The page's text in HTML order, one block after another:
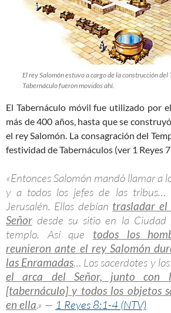
El rey Salomón estuvo a cargo de la construcción
Tabernáculo fueron movidos ahí.
El Tabernáculo móvil fue utilizado por
más de 400 años, hasta que se
el rey Salomón. La consagración del
festividad de Tabernáculos (ver 1 Reyes 7
«Entonces Salomón mandó llamar a
y a todos los jefes de las tribus…
Jerusalén. Ellos debían trasladar el
Señor desde su sitio en la
templo. Así que todos los
reunieron ante el rey Salomón
las Enramadas… Los sacerdotes y
el arca del Señor, junto con
[tabernáculo] y todos los objetos
en ella.» — 1 Reyes 8:1-4 (NTV)